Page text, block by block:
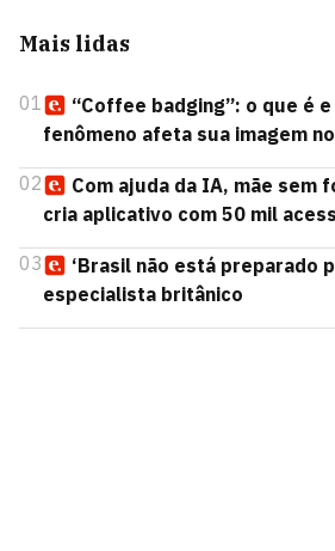
Mais lidas
01
“Coffee badging”: o que é
fenômeno afeta sua imagem
02
Com ajuda da IA, mãe sem
cria aplicativo com 50 mil
03
‘Brasil não está preparado
especialista britânico